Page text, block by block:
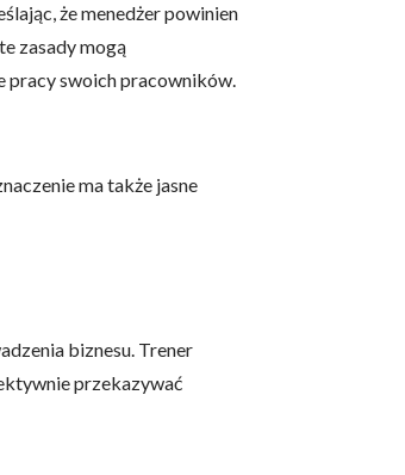
że menedżer powinien
zasady mogą
pracy swoich pracowników.
ma także jasne
biznesu. Trener
przekazywać